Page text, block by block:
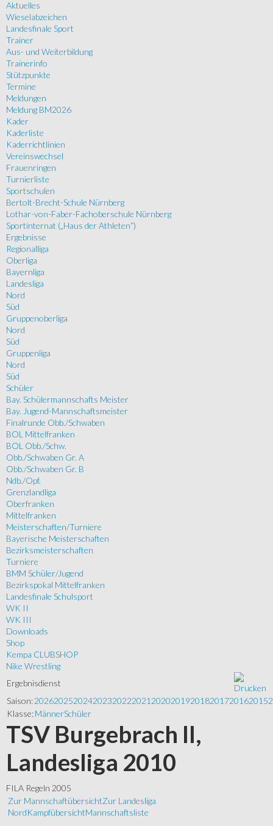
Aktuelles
Wieselabzeichen
Landesfinale Sport
Trainer
Aus- und Weiterbildung
Trainerinfo
Stützpunkte
Termine
Meldungen
Meldung BM2026
Kader
Kaderliste
Kaderrichtlinien
Vereinswechsel
Frauenringen
Turnierliste
Sportschulen
Bertolt-Brecht-Schule Nürnberg
Lothar-von-Faber-Fachoberschule Nürnberg
Sportinternat („Haus der Athleten“)
Ergebnisse
Regionalliga
Oberliga
Bayernliga
Landesliga
Nord
Süd
Gruppenoberliga
Nord
Süd
Gruppenliga
Nord
Süd
Schüler
Bay. Schülermannschafts Meister
Bay. Jugend-Mannschaftsmeister
Finalrunde Obb./Schwaben
BOL Mittelfranken
BOL Obb./Schw.
Obb./Schwaben Gr. A
Obb./Schwaben Gr. B
Ndb./Opf.
Grenzlandliga
Oberfranken
Mittelfranken
Meisterschaften/Turniere
Bayerische Meisterschaften
Bezirksmeisterschaften
Turniere
BMM Schüler/Jugend
Bezirkspokal Mittelfranken
Landesfinale Schulsport
WK II
WK III
Downloads
Shop
Kempa CLUBSHOP
Nike Wrestling
Ergebnisdienst
Saison:202620252024202320222021 202020192018201720162015
Klasse:MännerSchüler
TSV Burgebrach II,
Landesliga 2010
FILA Regeln 2005
Zur MannschaftübersichtZur Landesliga
NordKampfübersichtMannschaftsliste